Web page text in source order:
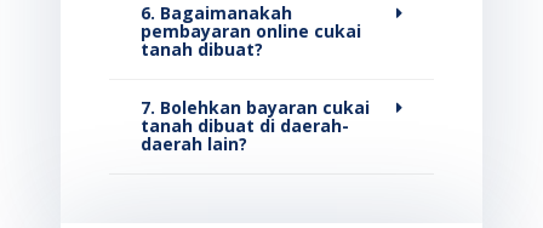
6. Bagaimanakah
pembayaran online cukai
tanah dibuat?
7. Bolehkan bayaran cukai
tanah dibuat di daerah-
daerah lain?